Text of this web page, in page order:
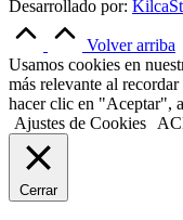
Desarrollado por:
Volver arriba
Usamos cookies en
más relevante al
hacer clic en "Aceptar",
Ajustes de Cookies
Cerrar